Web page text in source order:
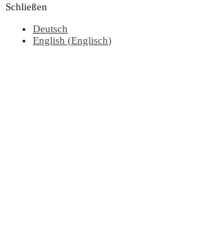
Schließen
Deutsch
English (Englisch)